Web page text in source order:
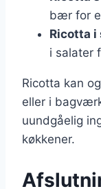
bær for
Ricotta i
i salater
Ricotta kan
eller i
uundgåelig
køkkener.